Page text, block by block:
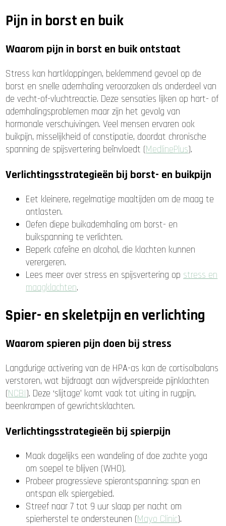
Pijn in borst en buik
Waarom pijn in borst en buik ontstaat
Stress kan hartkloppingen, beklemmend gevoel op de
borst en snelle ademhaling veroorzaken als onderdeel van
de vecht-of-vluchtreactie. Deze sensaties lijken op hart- of
ademhalingsproblemen maar zijn het gevolg van
hormonale verschuivingen. Veel mensen ervaren ook
buikpijn, misselijkheid of constipatie, doordat chronische
spanning de spijsvertering beïnvloedt (MedlinePlus).
Verlichtingsstrategieën bij borst- en buikpijn
Eet kleinere, regelmatige maaltijden om de maag te
ontlasten.
Oefen diepe buikademhaling om borst- en
buikspanning te verlichten.
Beperk cafeïne en alcohol, die klachten kunnen
verergeren.
Lees meer over stress en spijsvertering op stress en
maagklachten.
Spier- en skeletpijn en verlichting
Waarom spieren pijn doen bij stress
Langdurige activering van de HPA-as kan de cortisolbalans
verstoren, wat bijdraagt aan wijdverspreide pijnklachten
(NCBI). Deze ‘slijtage’ komt vaak tot uiting in rugpijn,
beenkrampen of gewrichtsklachten.
Verlichtingsstrategieën bij spierpijn
Maak dagelijks een wandeling of doe zachte yoga
om soepel te blijven (WHO).
Probeer progressieve spierontspanning: span en
ontspan elk spiergebied.
Streef naar 7 tot 9 uur slaap per nacht om
spierherstel te ondersteunen (Mayo Clinic).